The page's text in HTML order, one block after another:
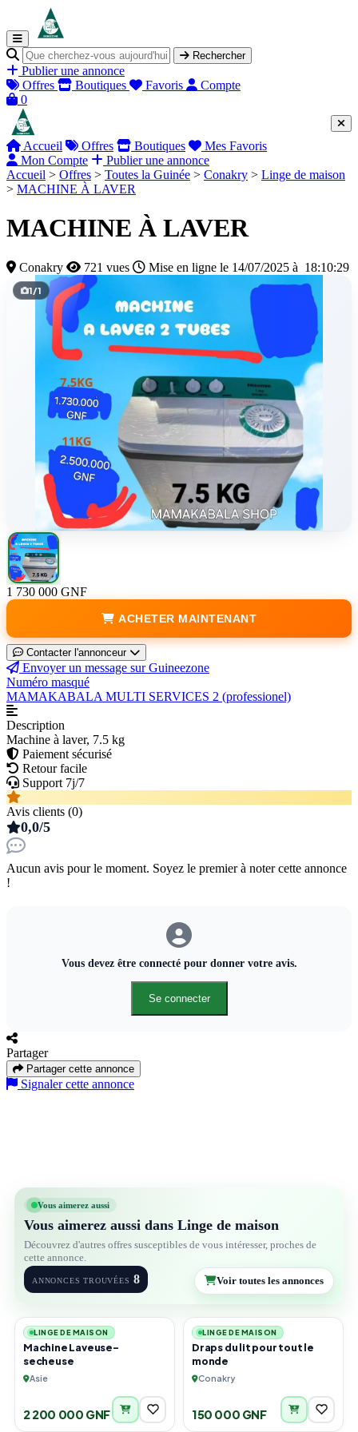
Rechercher
Publier une annonce
Offres
Boutiques Favoris
Compte
0
Accueil Offres Boutiques
Mes Favoris
Mon Compte
Publier une annonce
Accueil > Offres > Toutes la Guinée > Conakry > Linge de maison
> MACHINE À LAVER
MACHINE À LAVER
Conakry 721 vues Mise en ligne le 14/07/2025 à 18:10:29
1/1
1 730 000 GNF
ACHETER MAINTENANT
Contacter l'annonceur
Envoyer un message sur Guineezone
Numéro masqué
MAMAKABALA MULTI SERVICES 2 (professionel)
Description
Machine à laver, 7.5 kg
Paiement sécurisé
Retour facile
Support 7j/7
Avis clients (0)
0,0/5
Aucun avis pour le moment. Soyez le premier à noter cette annonce
!
Vous devez être connecté pour donner votre avis.
Se connecter
Partager
Partager cette annonce
Signaler cette annonce
Vous aimerez aussi
Vous aimerez aussi dans Linge de maison
Découvrez d'autres offres susceptibles de vous intéresser, proches de
cette annonce.
ANNONCES TROUVÉES 8 Voir toutes les annonces
LINGE DE MAISON
Machine Laveuse-
secheuse
Asie
2 200 000 GNF
LINGE DE MAISON
Draps du lit pour tout le
monde
Conakry
150 000 GNF
4 1